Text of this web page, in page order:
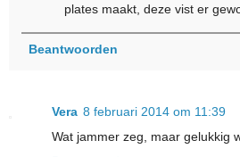
plates maakt, deze vist er
Beantwoorden
Vera 8 februari 2014 om 11:39
Wat jammer zeg, maar gelukkig